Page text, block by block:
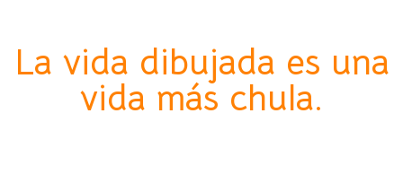
La vida dibujada es una
vida más chula.